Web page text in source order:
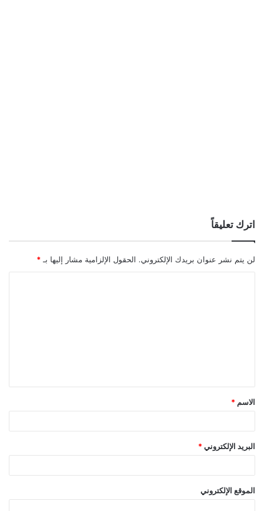
اترك تعليقاً
لن يتم نشر عنوان بريدك الإلكتروني. الحقول الإلزامية مشار إليها بـ *
ق
*
الاسم *
البريد الإلكتروني *
الموقع الإلكتروني